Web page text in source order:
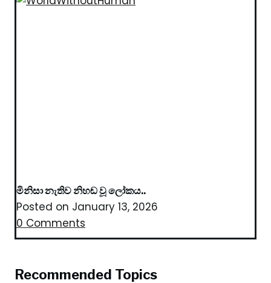
මිනිසා නැතිව නිහඬ වූ ලෝකය..
Posted on January 13, 2026
0 Comments
Recommended Topics